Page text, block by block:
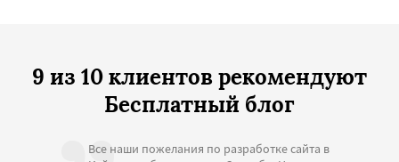
9 из 10 клиентов рекомендуют
Бесплатный блог
Все наши пожелания по разработке сайта в